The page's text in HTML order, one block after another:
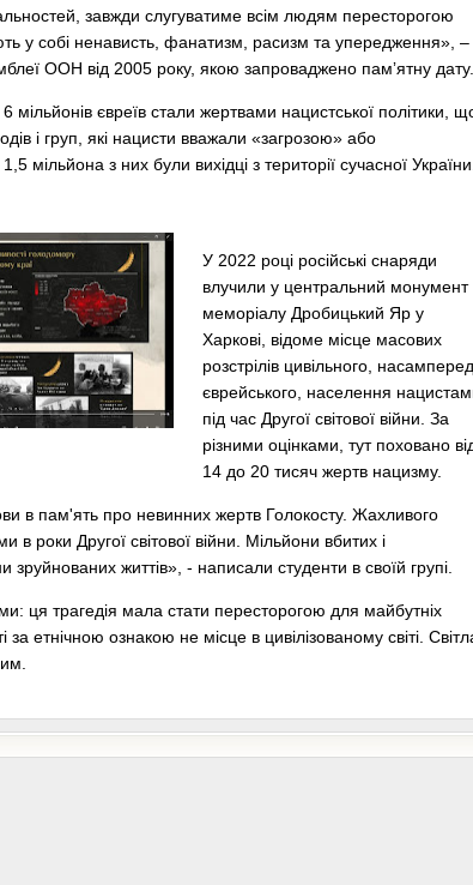
завжди слугуватиме всім людям пересторогою
у собі ненависть, фанатизм, расизм та упередження», –
ООН від 2005 року, якою запроваджено памʼятну дату.
6 мільйонів євреїв стали жертвами нацистської політики,
і груп, які нацисти вважали «загрозою» або
мільйона з них були вихідці з території сучасної України.
У 2022 році російські снаряди
влучили у центральний монумент
меморіалу Дробицький Яр у
Харкові, відоме місце масових
розстрілів цивільного, насамперед
єврейського, населення
під час Другої світової війни. За
різними оцінками, тут поховано
14 до 20 тисяч жертв нацизму.
в пам'ять про невинних жертв Голокосту. Жахливого
в роки Другої світової війни. Мільйони вбитих і
зруйнованих життів», - написали студенти в своїй групі.
ця трагедія мала стати пересторогою для майбутніх
етнічною ознакою не місце в цивілізованому світі.